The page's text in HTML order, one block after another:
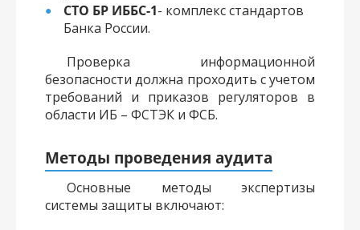
СТО БР ИББС-1- комплекс стандартов
Банка России.
Проверка информационной
безопасности должна проходить с учетом
требований и приказов регуляторов в
области ИБ – ФСТЭК и ФСБ.
Методы проведения аудита
Основные методы экспертизы
системы защиты включают: